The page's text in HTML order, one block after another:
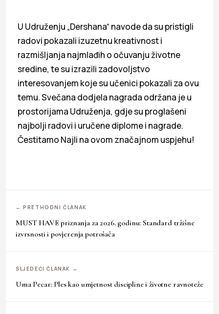
U Udruženju „Dershana“ navode da su pristigli
radovi pokazali izuzetnu kreativnost i
razmišljanja najmlađih o očuvanju životne
sredine, te su izrazili zadovoljstvo
interesovanjem koje su učenici pokazali za ovu
temu. Svečana dodjela nagrada održana je u
prostorijama Udruženja, gdje su proglašeni
najbolji radovi i uručene diplome i nagrade.
Čestitamo Najli na ovom značajnom uspjehu!
← PRETHODNI ČLANAK
MUST HAVE priznanja za 2026. godinu: Standard tržišne
izvrsnosti i povjerenja potrošača
SLJEDEĆI ČLANAK →
Uma Pecar: Ples kao umjetnost discipline i životne ravnoteže